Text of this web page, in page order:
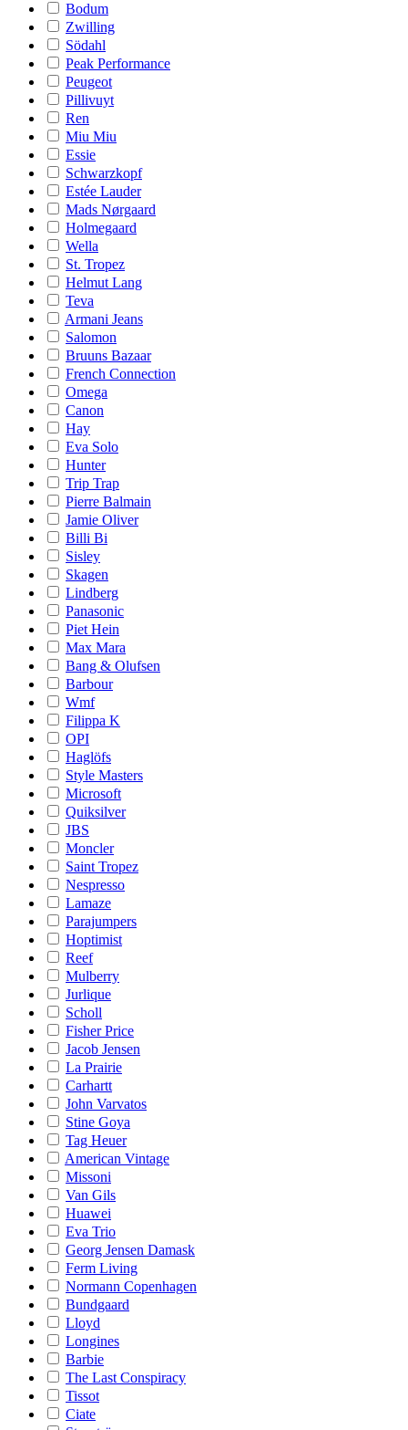
Bodum
Zwilling
Södahl
Peak Performance
Peugeot
Pillivuyt
Ren
Miu Miu
Essie
Schwarzkopf
Estée Lauder
Mads Nørgaard
Holmegaard
Wella
St. Tropez
Helmut Lang
Teva
Armani Jeans
Salomon
Bruuns Bazaar
French Connection
Omega
Canon
Hay
Eva Solo
Hunter
Trip Trap
Pierre Balmain
Jamie Oliver
Billi Bi
Sisley
Skagen
Lindberg
Panasonic
Piet Hein
Max Mara
Bang & Olufsen
Barbour
Wmf
Filippa K
OPI
Haglöfs
Style Masters
Microsoft
Quiksilver
JBS
Moncler
Saint Tropez
Nespresso
Lamaze
Parajumpers
Hoptimist
Reef
Mulberry
Jurlique
Scholl
Fisher Price
Jacob Jensen
La Prairie
Carhartt
John Varvatos
Stine Goya
Tag Heuer
American Vintage
Missoni
Van Gils
Huawei
Eva Trio
Georg Jensen Damask
Ferm Living
Normann Copenhagen
Bundgaard
Lloyd
Longines
Barbie
The Last Conspiracy
Tissot
Ciate